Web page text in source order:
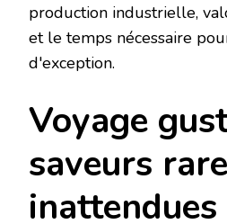
production industrielle,
et le temps nécessaire
d'exception.
Voyage
saveurs
inattendues